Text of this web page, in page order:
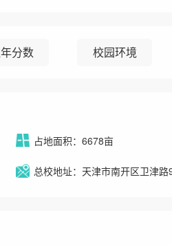
分数 校园环境
占地面积：6678亩
总校地址：天津市南开区卫津路